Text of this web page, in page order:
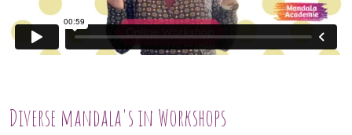
Diverse mandala's in Workshops